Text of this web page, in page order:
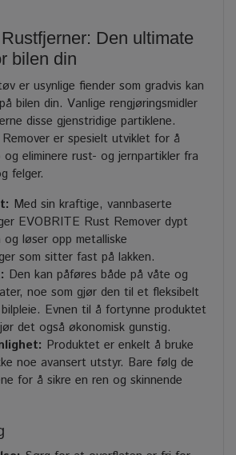
Den ultimate
bilen din
er usynlige fiender som gradvis kan
bilen din. Vanlige rengjøringsmidler
disse gjenstridige partiklene.
er spesielt utviklet for å
eliminere rust- og jernpartikler fra
felger.
Med sin kraftige, vannbaserte
EVOBRITE Rust Remover dypt
løser opp metalliske
som sitter fast på lakken.
Den kan påføres både på våte og
noe som gjør den til et fleksibelt
Evnen til å fortynne produktet
det også økonomisk gunstig.
Produktet er enkelt å bruke
noe avansert utstyr. Bare følg de
for å sikre en ren og skinnende